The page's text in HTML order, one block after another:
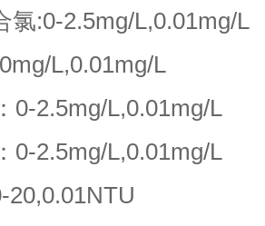
氯:0-2.5mg/L,0.01mg/L
L,0.01mg/L
0-2.5mg/L,0.01mg/L
0-2.5mg/L,0.01mg/L
20,0.01NTU